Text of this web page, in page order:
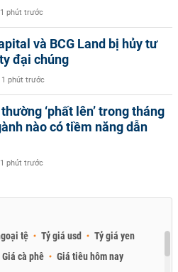
1 phút trước
và BCG Land bị hủy tư
đại chúng
1 phút trước
‘phất lên’ trong tháng
nào có tiềm năng dẫn
1 phút trước
tệ Tỷ giá usd
Tỷ giá yen
Giá cà phê
Giá tiêu hôm nay